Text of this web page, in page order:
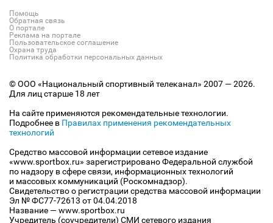
Помощь
Обратная связь
О портале
Реклама на портале
Пользовательское соглашение
Охрана труда
Политика обработки персональных данных
© ООО «Национальный спортивный телеканал» 2007 — 2026.
Для лиц старше 18 лет
На сайте применяются рекомендательные технологии.
Подробнее в Правилах применения рекомендательных
технологий
Средство массовой информации сетевое издание
«www.sportbox.ru» зарегистрировано Федеральной службой
по надзору в сфере связи, информационных технологий
и массовых коммуникаций (Роскомнадзор).
Свидетельство о регистрации средства массовой информации
Эл № ФС77-72613 от 04.04.2018
Название — www.sportbox.ru
Учредитель (соучредители) СМИ сетевого издания